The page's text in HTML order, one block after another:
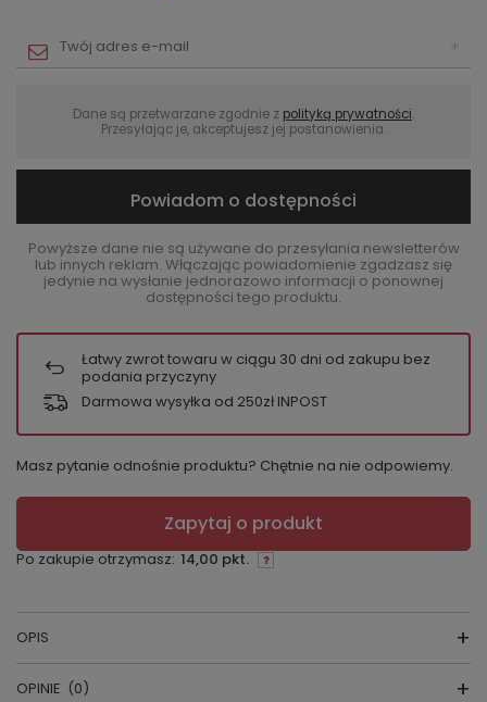
Dane są przetwarzane zgodnie z polityką prywatności.
Przesyłając je, akceptujesz jej postanowienia.
Powiadom o dostępności
Powyższe dane nie są używane do przesyłania newsletterów
lub innych reklam. Włączając powiadomienie zgadzasz się
jedynie na wysłanie jednorazowo informacji o ponownej
dostępności tego produktu.
Łatwy zwrot towaru w ciągu 30 dni od zakupu bez
podania przyczyny
Darmowa wysyłka od 250zł INPOST
Masz pytanie odnośnie produktu? Chętnie na nie odpowiemy.
Zapytaj o produkt
Po zakupie otrzymasz: 14,00 pkt.
OPIS
OPINIE (0)